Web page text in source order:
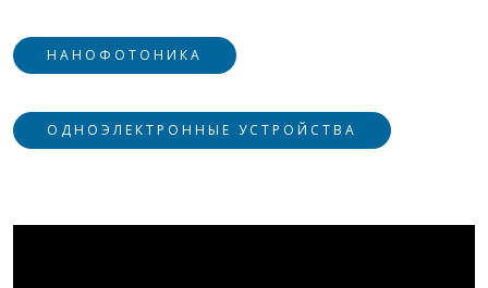
НАНОФОТОНИКА
ОДНОЭЛЕКТРОННЫЕ УСТРОЙСТВА